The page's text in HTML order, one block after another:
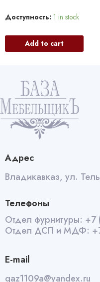
Доступность: 1 in stock
Add to cart
Адрес
Владикавказ, ул.
Телефоны
Отдел фурнитуры: +7
Отдел ДСП и МДФ:
E-mail
qaz1109a@yandex.ru